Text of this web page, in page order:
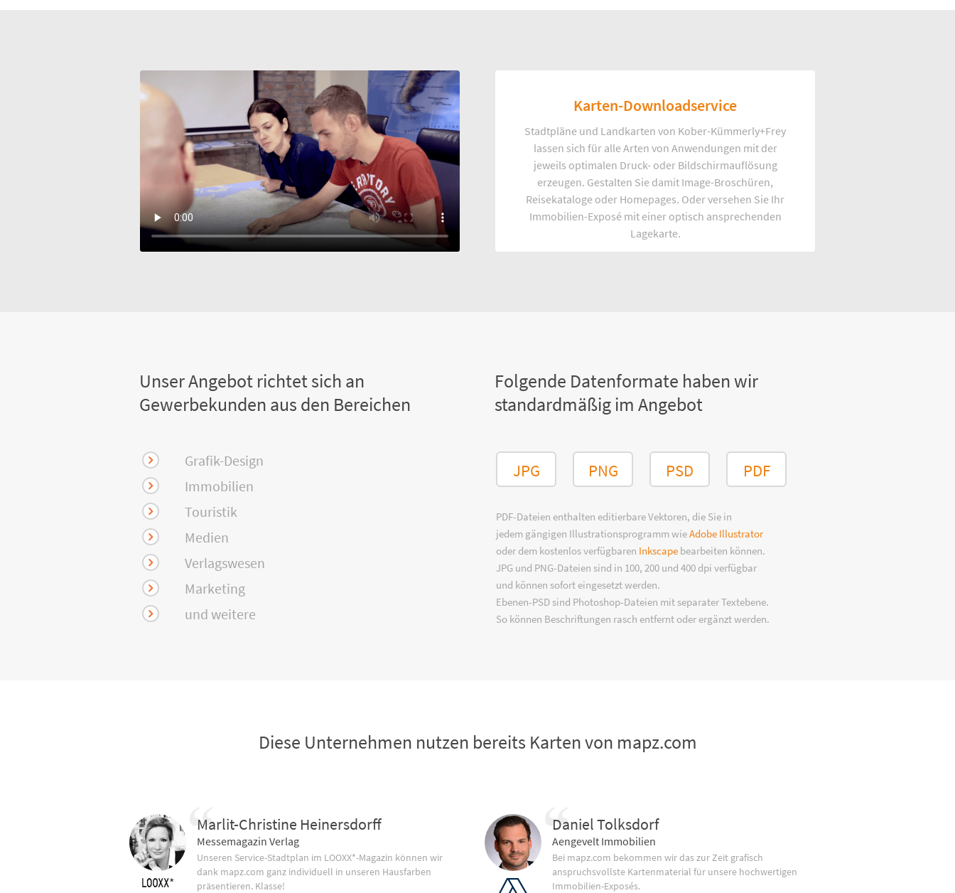
Karten-Downloadservice
Stadtpläne und Landkarten von Kober-Kümmerly+Frey
lassen sich für alle Arten von Anwendungen mit der
jeweils optimalen Druck- oder Bildschirmauflösung
erzeugen. Gestalten Sie damit Image-Broschüren,
Reisekataloge oder Homepages. Oder versehen Sie Ihr
Immobilien-Exposé mit einer optisch ansprechenden
Lagekarte.
Unser Angebot richtet sich an
Gewerbekunden aus den Bereichen
Grafik-Design
Immobilien
Touristik
Medien
Verlagswesen
Marketing
und weitere
Folgende Datenformate haben wir
standardmäßig im Angebot
JPG PNG PSD PDF
PDF-Dateien enthalten editierbare Vektoren, die Sie in
jedem gängigen Illustrationsprogramm wieAdobe Illustrator
oder dem kostenlos verfügbaren Inkscape bearbeiten können.
JPG und PNG-Dateien sind in 100, 200 und 400 dpi verfügbar
und können sofort eingesetzt werden.
Ebenen-PSD sind Photoshop-Dateien mit separater Textebene.
So können Beschriftungen rasch entfernt oder ergänzt werden.
Diese Unternehmen nutzen bereits Karten von mapz.com
Marlit-Christine Heinersdorff
Messemagazin Verlag
Unseren Service-Stadtplan im LOOXX*-Magazin können wir
dank mapz.com ganz individuell in unseren Hausfarben
präsentieren. Klasse!
Daniel Tolksdorf
Aengevelt Immobilien
Bei mapz.com bekommen wir das zur Zeit grafisch
anspruchsvollste Kartenmaterial für unsere hochwertigen
Immobilien-Exposés.